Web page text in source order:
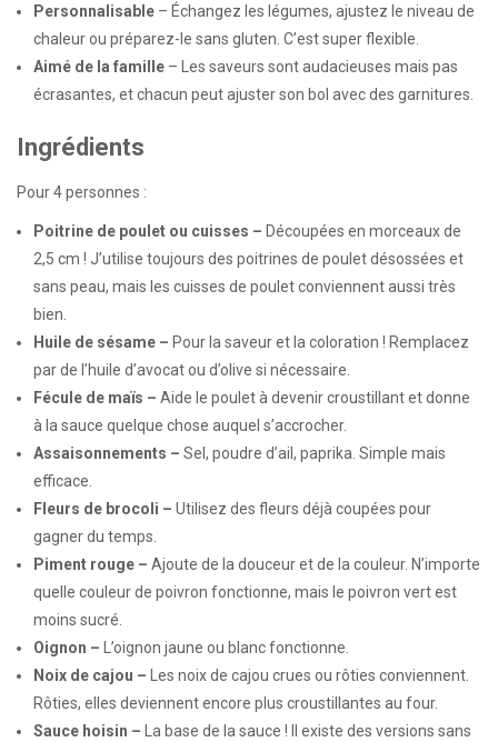
Personnalisable – Échangez les légumes, ajustez le niveau de
chaleur ou préparez-le sans gluten. C’est super flexible.
Aimé de la famille – Les saveurs sont audacieuses mais pas
écrasantes, et chacun peut ajuster son bol avec des garnitures.
Ingrédients
Pour 4 personnes :
Poitrine de poulet ou cuisses – Découpées en morceaux de
2,5 cm ! J’utilise toujours des poitrines de poulet désossées et
sans peau, mais les cuisses de poulet conviennent aussi très
bien.
Huile de sésame – Pour la saveur et la coloration ! Remplacez
par de l’huile d’avocat ou d’olive si nécessaire.
Fécule de maïs – Aide le poulet à devenir croustillant et donne
à la sauce quelque chose auquel s’accrocher.
Assaisonnements – Sel, poudre d’ail, paprika. Simple mais
efficace.
Fleurs de brocoli – Utilisez des fleurs déjà coupées pour
gagner du temps.
Piment rouge – Ajoute de la douceur et de la couleur. N’importe
quelle couleur de poivron fonctionne, mais le poivron vert est
moins sucré.
Oignon – L’oignon jaune ou blanc fonctionne.
Noix de cajou – Les noix de cajou crues ou rôties conviennent.
Rôties, elles deviennent encore plus croustillantes au four.
Sauce hoisin – La base de la sauce ! Il existe des versions sans